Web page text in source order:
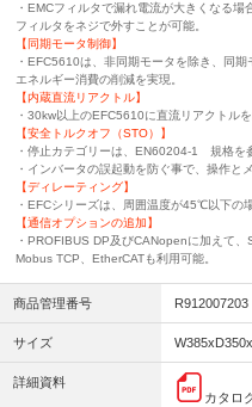
・EMCフィルタで漏れ電流が大きくなる
フィルタをネジで外すことが可能。
【同期モータ制御】
・EFC5610は、非同期モータを除き、同
エネルギー消費の削減を実現。
【内蔵直流リアクトル】
・30kw以上のEFC5610に直流リアクトルを
【安全トルクオフ（STO）】
・停止カテゴリーは、EN60204-1 規格を
・インバータの誤起動を防ぐ事で、操作と
【ディレーティング】
・EFCシリーズは、周囲温度が45℃以下の
【通信オプションの追加】
・PROFIBUS DP及びCANopenに加えて
Mobus TCP、EtherCATも利用可能。
商品管理番号 R912007203
サイズ
詳細資料
カタロ